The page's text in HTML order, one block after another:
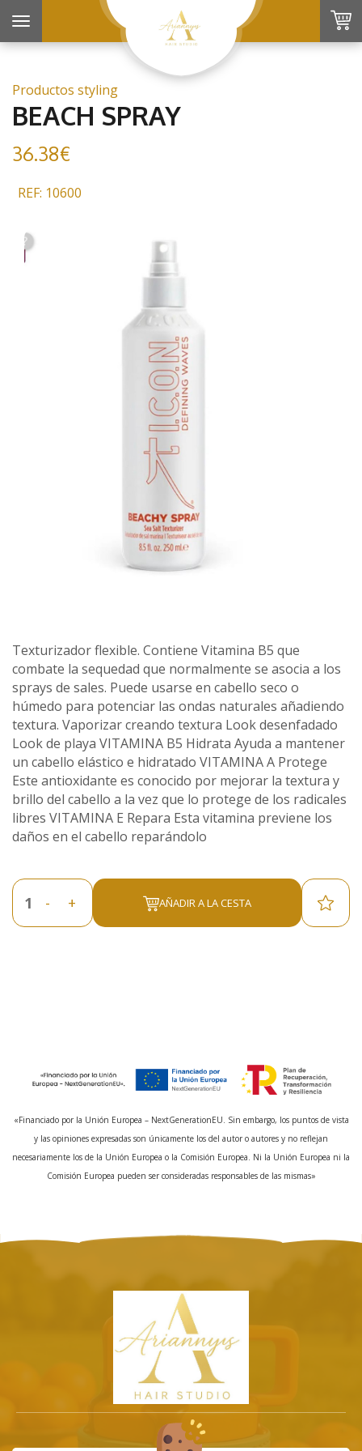
Toggle
navigation
Productos styling
BEACH SPRAY
36.38€
REF: 10600
Texturizador flexible. Contiene Vitamina B5 que
combate la sequedad que normalmente se asocia a los
sprays de sales. Puede usarse en cabello seco o
húmedo para potenciar las ondas naturales añadiendo
textura. Vaporizar creando textura Look desenfadado
Look de playa VITAMINA B5 Hidrata Ayuda a mantener
un cabello elástico e hidratado VITAMINA A Protege
Este antioxidante es conocido por mejorar la textura y
brillo del cabello a la vez que lo protege de los radicales
libres VITAMINA E Repara Esta vitamina previene los
daños en el cabello reparándolo
- + AÑADIR A LA CESTA
«Financiado por la Unión Europea – NextGenerationEU. Sin embargo, los puntos de vista
y las opiniones expresadas son únicamente los del autor o autores y no reflejan
necesariamente los de la Unión Europea o la Comisión Europea. Ni la Unión Europea ni la
Comisión Europea pueden ser consideradas responsables de las mismas»